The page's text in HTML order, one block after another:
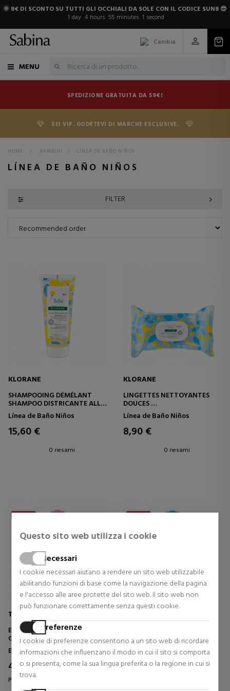
🌞 8€ DI SCONTO SU TUTTI GLI OCCHIALI DA SOLE CON IL CODICE SUN8 😎
1 day 4 hours 55 minutes 1 second
Cambia
MENU
SPEDIZIONE GRATUITA DA 59€!
SEI VIP. GODETEVI DI MARCHE ESCLUSIVE.
HOME > BAMBINI > LÍNEA DE BAÑO NIÑOS
LÍNEA DE BAÑO NIÑOS
Questo sito web utilizza i cookie
Necessari
I cookie necessari aiutano a rendere un sito web utilizzabile
abilitando funzioni di base come la navigazione della pagina
e l'accesso alle aree protette del sito web. Il sito web non
può funzionare correttamente senza questi cookie.
Preferenze
I cookie di preferenze consentono a un sito web di ricordare
informazioni che influenzano il modo in cui il sito si comporta
o si presenta, come la sua lingua preferita o la regione in cui si
trova.
FILTER
KLORANE
SHAMPOOING DÉMÉLANT
SHAMPOO DISTRICANTE ALLA
CALENDULA
Línea de Baño Niños
15,60 €
0 riesami
KLORANE
LINGETTES NETTOYANTES
DOUCES
SALVIETTE MORBIDE PER IL
CORPO
Línea de Baño Niños
8,90 €
0 riesami
TOUS
EAU DE TOILETTE TOUS KIDS
GIRL
Eau De Toilette
42,02 € 39% Sconto
Prezzo originale 68,47 €
BOY
Eau De Toilette
42,02 € 39% Sconto